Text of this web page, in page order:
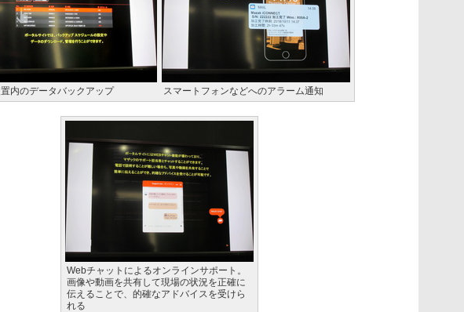
内のデータバックアップ スマートフォンなどへのアラーム通知
Webチャットによるオンラインサポート。
画像や動画を共有して現場の状況を正確に
伝えることで、的確なアドバイスを受けら
れる